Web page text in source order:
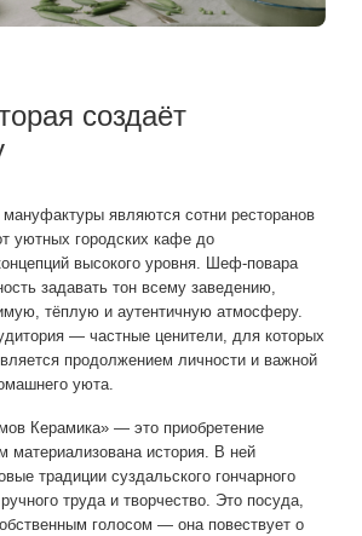
создаёт
являются сотни ресторанов
уютных городских кафе до
высокого уровня. Шеф-повара
задавать тон всему заведению,
тёплую и аутентичную атмосферу.
— частные ценители, для которых
продолжением личности и важной
уюта.
Керамика» — это приобретение
материализована история. В ней
традиции суздальского гончарного
труда и творчество. Это посуда,
голосом — она повествует о